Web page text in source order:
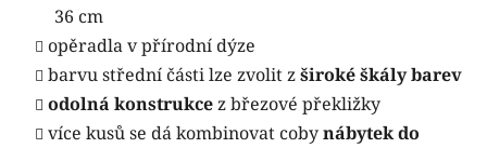
36 cm
opěradla v přírodní dýze
barvu střední části lze zvolit zširoké škály barev
odolná konstrukcez březové překližky
více kusů se dá kombinovat cobynábytek do